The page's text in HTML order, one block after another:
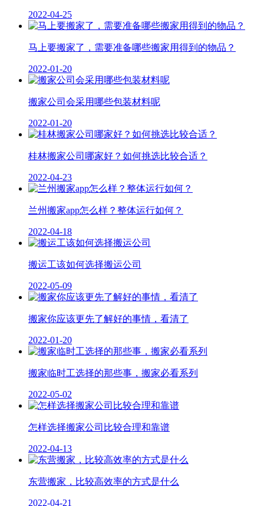
2022-04-25
马上要搬家了，需要准备哪些搬家用得到的物品？
2022-01-20
搬家公司会采用哪些包装材料呢
2022-01-20
桂林搬家公司哪家好？如何挑选比较合适？
2022-04-23
兰州搬家app怎么样？整体运行如何？
2022-04-18
搬运工该如何选择搬运公司
2022-05-09
搬家你应该更先了解好的事情，看清了
2022-01-20
搬家临时工选择的那些事，搬家必看系列
2022-05-02
怎样选择搬家公司比较合理和靠谱
2022-04-13
东营搬家，比较高效率的方式是什么
2022-04-21